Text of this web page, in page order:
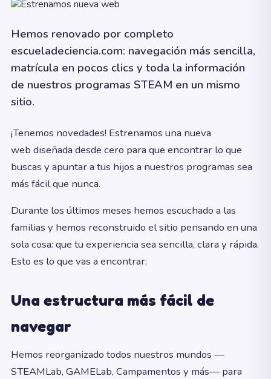
Hemos renovado por completo
escueladeciencia.com: navegación más sencilla,
matrícula en pocos clics y toda la información
de nuestros programas STEAM en un mismo
sitio.
¡Tenemos novedades! Estrenamos una nueva
web diseñada desde cero para que encontrar lo que
buscas y apuntar a tus hijos a nuestros programas sea
más fácil que nunca.
Durante los últimos meses hemos escuchado a las
familias y hemos reconstruido el sitio pensando en una
sola cosa: que tu experiencia sea sencilla, clara y rápida.
Esto es lo que vas a encontrar:
Una estructura más fácil de
navegar
Hemos reorganizado todos nuestros mundos —
STEAMLab, GAMELab, Campamentos y más— para